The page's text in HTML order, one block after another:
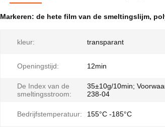
Markeren: de hete film van de smeltingslijm,
kleur: transparant
Openingstijd: 12min
De Index van de
smeltingsstroom:
35±10g/10min;
238-04
Bedrijfstemperatuur: 155°C -185°C